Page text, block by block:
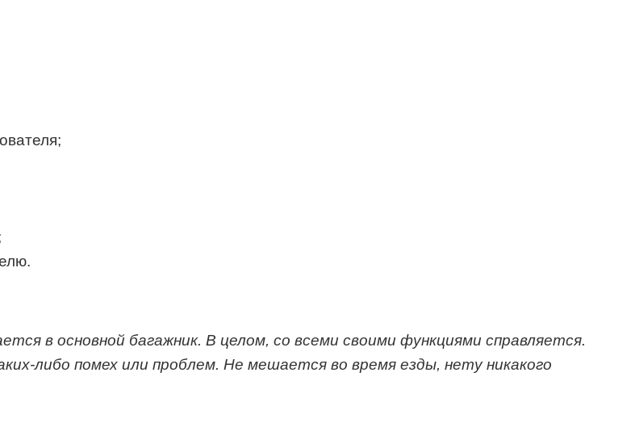
в основной багажник. В целом, со всеми своими функциями справляется.
либо помех или проблем. Не мешается во время езды, нету никакого